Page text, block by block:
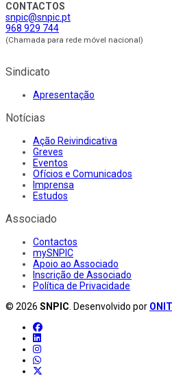
CONTACTOS
snpic@snpic.pt
968 929 744
(Chamada para rede móvel nacional)
Sindicato
Apresentação
Notícias
Ação Reivindicativa
Greves
Eventos
Ofícios e Comunicados
Imprensa
Estudos
Associado
Contactos
mySNPIC
Apoio ao Associado
Inscrição de Associado
Política de Privacidade
© 2026 SNPIC. Desenvolvido por